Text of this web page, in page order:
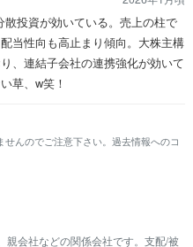
投資が効いている。売上の柱で
当性向も高止まり傾向。大株主構
、連結子会社の連携強化が効いて
草、w笑！
んのでご注意下さい。過去情報へのコ
親会社などの関係会社です。支配/被